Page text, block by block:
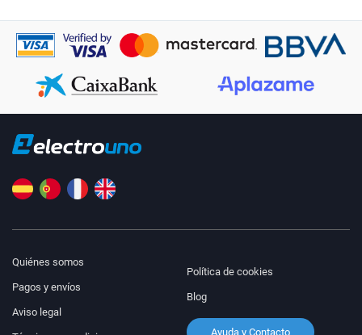
Quiénes somos
Pagos y envíos
Aviso legal
Política de cookies
Blog
Ayuda y Contacto